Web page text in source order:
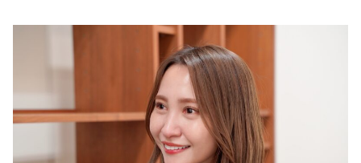
朝だ！生です旅サラダ
教えて！ニュースライブ 正義のミカタ
ＬＩＦＥ～夢のカタチ～
新婚さんいらっしゃい！
ポツンと一軒家